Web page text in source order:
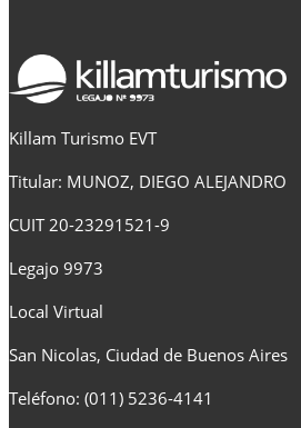
Killam Turismo EVT
Titular: MUNOZ, DIEGO ALEJANDRO
CUIT 20-23291521-9
Legajo 9973
Local Virtual
San Nicolas, Ciudad de Buenos Aires
Teléfono: (011) 5236-4141